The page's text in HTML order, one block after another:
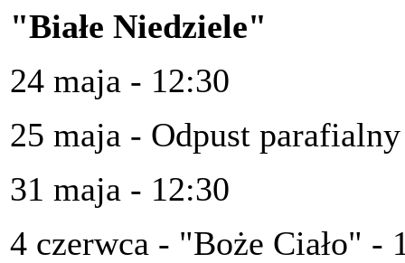
"Białe Niedziele"
24 maja - 12:30
25 maja - Odpust
31 maja - 12:30
4 czerwca - "Boże Ciało" -